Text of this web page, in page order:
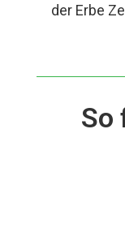
der Erbe
So